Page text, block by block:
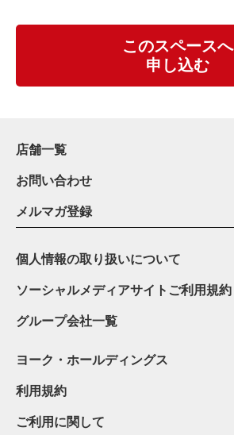
このスペースへ
申し込む
店舗一覧
お問い合わせ
メルマガ登録
個人情報の取り扱いについて
ソーシャルメディアサイトご利用規約
グループ会社一覧
ヨーク・ホールディングス
利用規約
ご利用に関して